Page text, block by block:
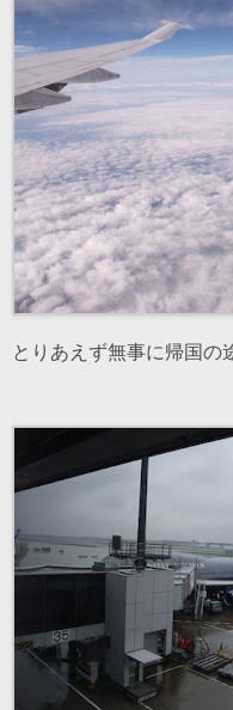
とりあえず無事に帰国の